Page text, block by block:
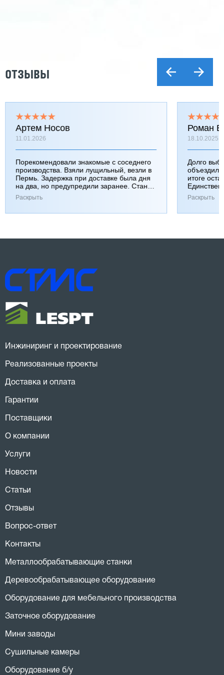
ОТЗЫВЫ
Артем Носов
11.01.2026
Порекомендовали знакомые с соседнего
производства. Взяли лущильный, везли в
Пермь. Задержка при доставке была дня
на два, но предупредили заранее. Станок
работает хорошо, к качеству вопросов нет.
Раскрыть
Роман
18.10.2025
Долго
итоге
Раскрыть
Инжиниринг и проектирование
Реализованные проекты
Доставка и оплата
Гарантии
Поставщики
О компании
Услуги
Новости
Статьи
Отзывы
Вопрос-ответ
Контакты
Металлообрабатывающие станки
Деревообрабатывающее оборудование
Оборудование для мебельного производства
Заточное оборудование
Мини заводы
Сушильные камеры
Оборудование б/у